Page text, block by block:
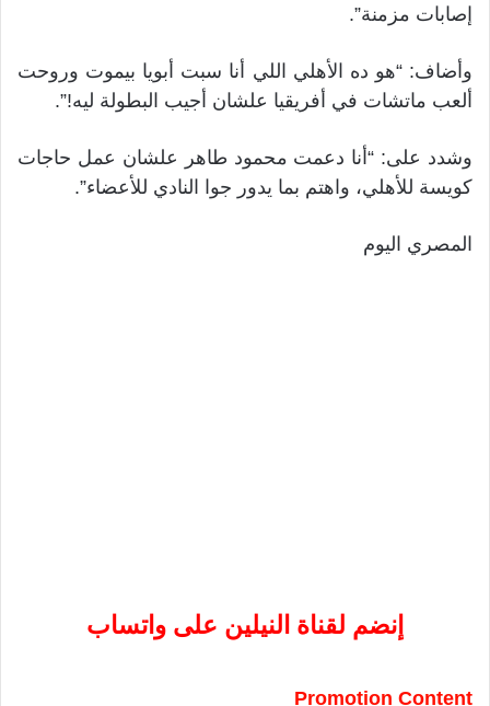
إصابات مزمنة”.
وأضاف: “هو ده الأهلي اللي أنا سبت أبويا بيموت وروحت
ألعب ماتشات في أفريقيا علشان أجيب البطولة ليه!”.
وشدد على: “أنا دعمت محمود طاهر علشان عمل حاجات
كويسة للأهلي، واهتم بما يدور جوا النادي للأعضاء”.
المصري اليوم
إنضم لقناة النيلين على واتساب
Promotion Content